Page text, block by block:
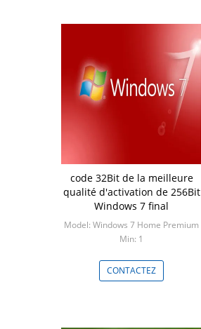
code 32Bit de la meilleure
qualité d'activation de 256Bit
Windows 7 final
Model: Windows 7 Home Premium
Min: 1
CONTACTEZ